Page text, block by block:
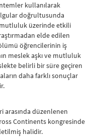
kullanılarak
doğrultusunda
mutluluk üzerinde etkili
elde edilen
öğrencilerinin iş
meslek aşkı ve mutluluk
belirli bir süre geçiren
daha farklı sonuçlar
arasında düzenlenen
Continents kongresinde
halidir.